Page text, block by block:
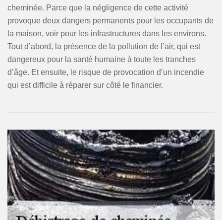
cheminée. Parce que la négligence de cette activité
provoque deux dangers permanents pour les occupants de
la maison, voir pour les infrastructures dans les environs.
Tout d’abord, la présence de la pollution de l’air, qui est
dangereux pour la santé humaine à toute les tranches
d’âge. Et ensuite, le risque de provocation d’un incendie
qui est difficile à réparer sur côté le financier.